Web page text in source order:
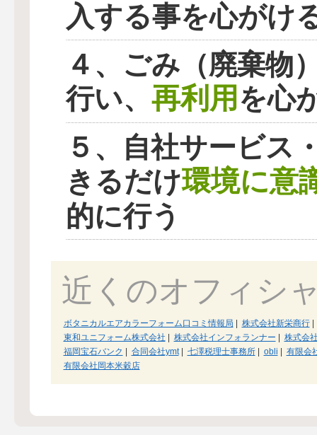
入する事を心がけ
４、ごみ（廃棄物
行い、 再利用を心
５、自社サービス
きるだけ環境に意
的に行う
近くのオフィシ
ボタニカルエアカラーフォーム口コミ情報局 株式会社新栄商行|
東和ユニフォーム株式会社
株式会社インフォランナー
株式会
福岡宝石バンク
合同会社ymt| 七澤税理士事務所| obli
有限会
有限会社岡本米穀店